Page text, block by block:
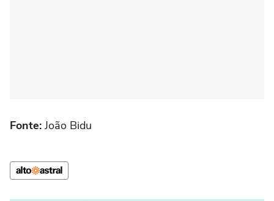
Fonte: João Bidu